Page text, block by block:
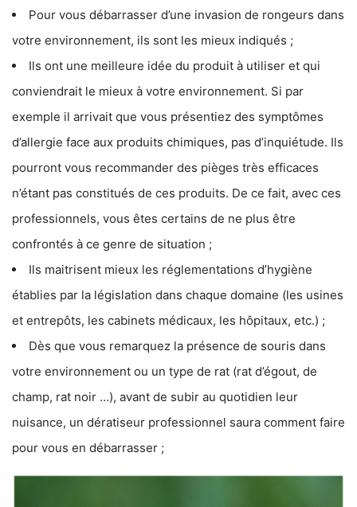
Pour vous débarrasser d’une invasion de rongeurs dans
votre environnement, ils sont les mieux indiqués ;
Ils ont une meilleure idée du produit à utiliser et qui
conviendrait le mieux à votre environnement. Si par
exemple il arrivait que vous présentiez des symptômes
d’allergie face aux produits chimiques, pas d’inquiétude. Ils
pourront vous recommander des pièges très efficaces
n’étant pas constitués de ces produits. De ce fait, avec ces
professionnels, vous êtes certains de ne plus être
confrontés à ce genre de situation ;
Ils maitrisent mieux les réglementations d’hygiène
établies par la législation dans chaque domaine (les usines
et entrepôts, les cabinets médicaux, les hôpitaux, etc.) ;
Dès que vous remarquez la présence de souris dans
votre environnement ou un type de rat (rat d’égout, de
champ, rat noir …), avant de subir au quotidien leur
nuisance, un dératiseur professionnel saura comment faire
pour vous en débarrasser ;